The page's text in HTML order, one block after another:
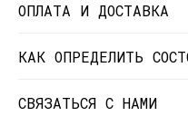
ОПЛАТА И ДОСТАВКА
КАК ОПРЕДЕЛИТЬ
СВЯЗАТЬСЯ С НАМИ